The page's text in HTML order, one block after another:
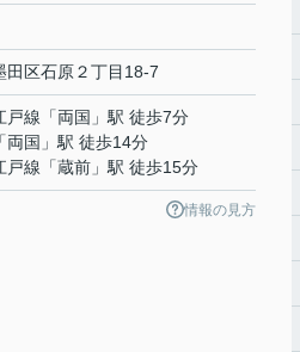
田区石原２丁目18-7
戸線 「両国 」駅 徒歩7分
「両国 」駅 徒歩14分
戸線 「蔵前 」駅 徒歩15分
情報の見方